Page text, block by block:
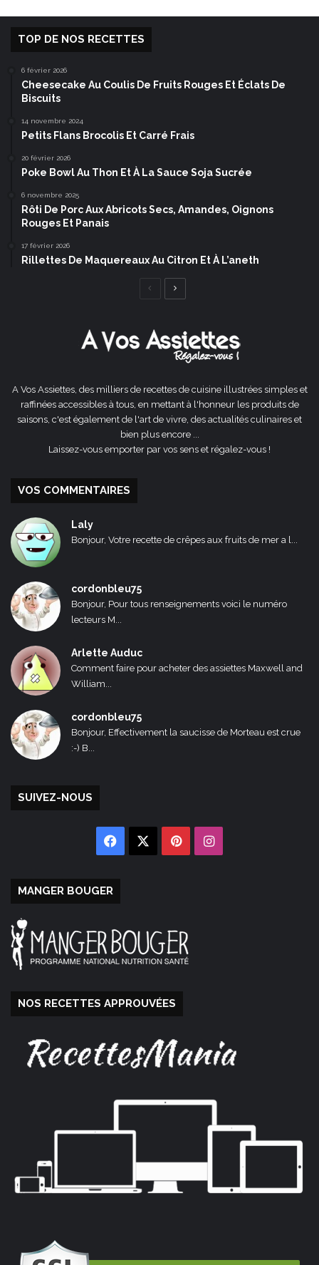
TOP DE NOS RECETTES
6 février 2026
Cheesecake Au Coulis De Fruits Rouges Et Éclats De
Biscuits
14 novembre 2024
Petits Flans Brocolis Et Carré Frais
20 février 2026
Poke Bowl Au Thon Et À La Sauce Soja Sucrée
6 novembre 2025
Rôti De Porc Aux Abricots Secs, Amandes, Oignons
Rouges Et Panais
17 février 2026
Rillettes De Maquereaux Au Citron Et À L’aneth
Page
A Vos Assiettes, des milliers de recettes de cuisine illustrées simples et
raffinées accessibles à tous, en mettant à l'honneur les produits de
saisons, c'est également de l'art de vivre, des actualités culinaires et
bien plus encore ...
Laissez-vous emporter par vos sens et régalez-vous !
VOS COMMENTAIRES
Laly
Bonjour, Votre recette de crêpes aux fruits de mer a l...
cordonbleu75
Bonjour, Pour tous renseignements voici le numéro
lecteurs M...
Arlette Auduc
Comment faire pour acheter des assiettes Maxwell and
William...
cordonbleu75
Bonjour, Effectivement la saucisse de Morteau est crue
:-) B...
SUIVEZ-NOUS
Facebook PinterestInstagram
MANGER BOUGER
NOS RECETTES APPROUVÉES